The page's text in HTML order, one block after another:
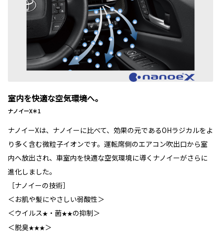
室内を快適な空気環境へ。
ナノイーX＊1
ナノイーXは、ナノイーに比べて、効果の元であるOHラジカルをよ
り多く含む微粒子イオンです。運転席側のエアコン吹出口から室
内へ放出され、車室内を快適な空気環境に導くナノイーがさらに
進化しました。
［ナノイーの技術］
＜お肌や髪にやさしい弱酸性＞
＜ウイルス★ ・菌★★の抑制＞
＜脱臭★★★＞